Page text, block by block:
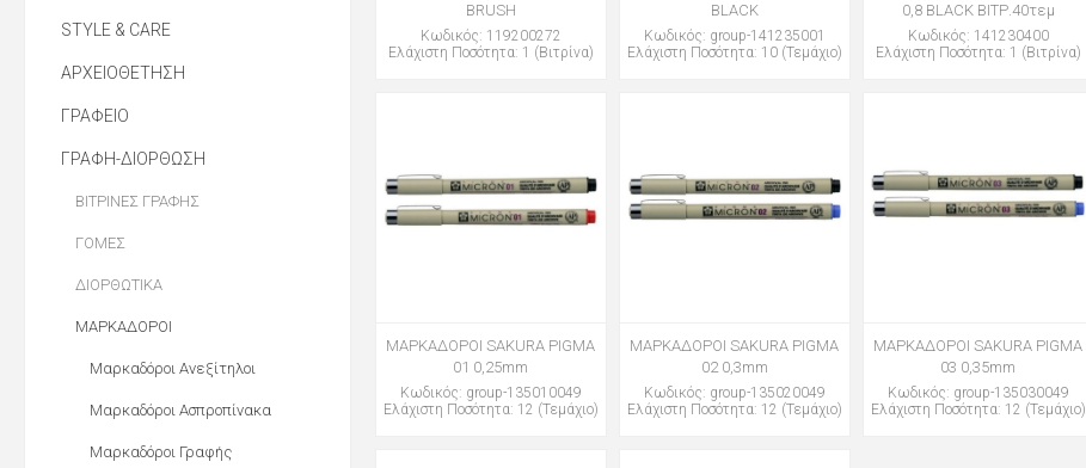
BRUSH
Κωδικός: 119200272
Ελάχιστη Ποσότητα: 1 (Βιτρίνα)
BLACK
Κωδικός: group-141235001
Ελάχιστη Ποσότητα: 10 (Τεμάχιο)
0,8 BLACK ΒΙΤΡ.40τεμ
Κωδικός: 141230400
Ελάχιστη Ποσότητα: 1 (Βιτρίνα)
ΜΑΡΚΑΔΟΡΟΙ SAKURA PIGMA
01 0,25mm
Κωδικός: group-135010049
Ελάχιστη Ποσότητα: 12 (Τεμάχιο)
ΜΑΡΚΑΔΟΡΟΙ SAKURA PIGMA
02 0,3mm
Κωδικός: group-135020049
Ελάχιστη Ποσότητα: 12 (Τεμάχιο)
ΜΑΡΚΑΔΟΡΟΙ SAKURA PIGMA
03 0,35mm
Κωδικός: group-135030049
Ελάχιστη Ποσότητα: 12 (Τεμάχιο)
STYLE & CARE
ΑΡΧΕΙΟΘΕΤΗΣΗ
ΓΡΑΦΕΙΟ
ΓΡΑΦΗ-ΔΙΟΡΘΩΣΗ
ΒΙΤΡΙΝΕΣ ΓΡΑΦΗΣ
ΓΟΜΕΣ
ΔΙΟΡΘΩΤΙΚΑ
ΜΑΡΚΑΔΟΡΟΙ
Μαρκαδόροι Ανεξίτηλοι
Μαρκαδόροι Ασπροπίνακα
Μαρκαδόροι Γραφής